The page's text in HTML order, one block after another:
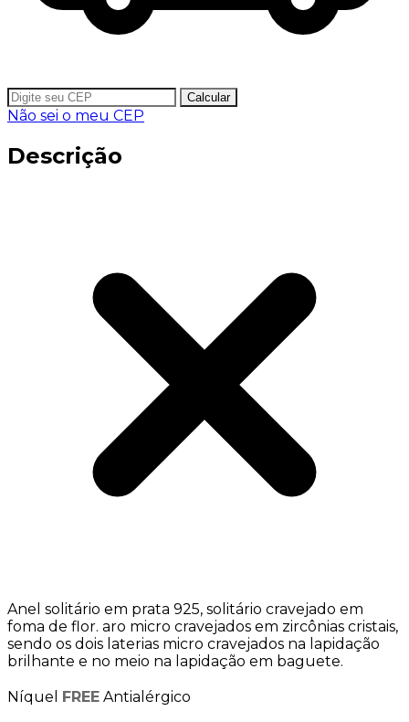
Calcular
Não sei o meu CEP
Descrição
Anel solitário em prata 925, solitário cravejado em
foma de flor. aro micro cravejados em zircônias cristais,
sendo os dois laterias micro cravejados na lapidação
brilhante e no meio na lapidação em baguete.
Níquel FREE Antialérgico